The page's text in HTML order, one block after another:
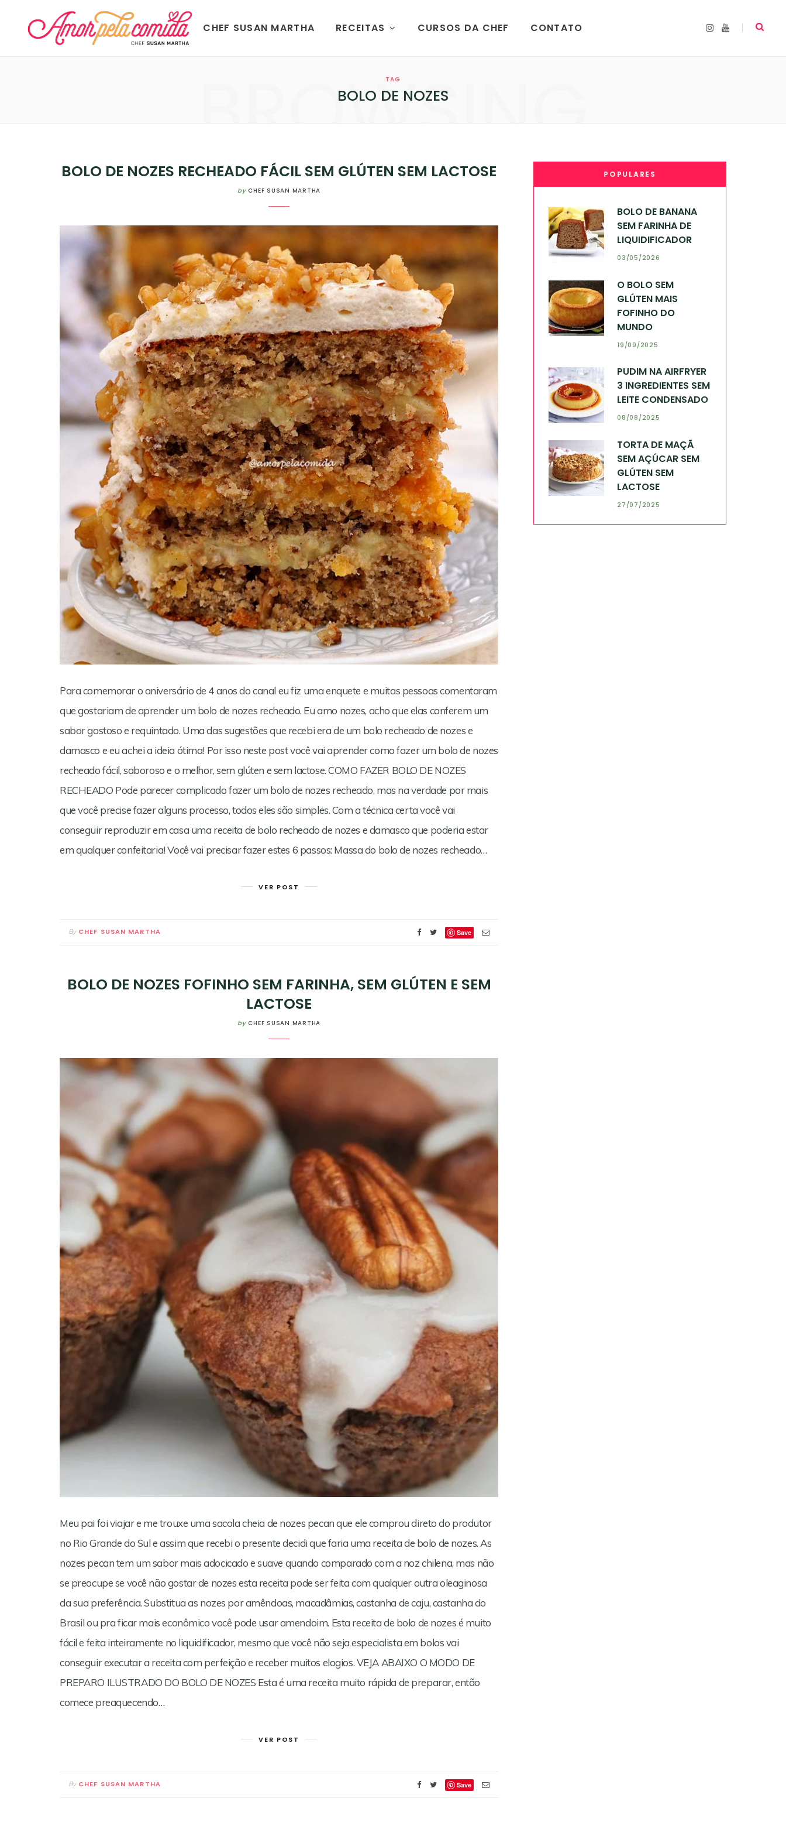
CHEF SUSAN MARTHA RECEITAS CURSOS DA CHEF CONTATO
I
Y
TAG
BOLO DE NOZES
BROWSING
BOLO DE NOZES RECHEADO FÁCIL SEM GLÚTEN SEM LACTOSE
by CHEF SUSAN MARTHA
Para comemorar o aniversário de 4 anos do canal eu fiz uma enquete e muitas pessoas comentaram
que gostariam de aprender um bolo de nozes recheado. Eu amo nozes, acho que elas conferem um
sabor gostoso e requintado. Uma das sugestões que recebi era de um bolo recheado de nozes e
damasco e eu achei a ideia ótima! Por isso neste post você vai aprender como fazer um bolo de nozes
recheado fácil, saboroso e o melhor, sem glúten e sem lactose. COMO FAZER BOLO DE NOZES
RECHEADO Pode parecer complicado fazer um bolo de nozes recheado, mas na verdade por mais
que você precise fazer alguns processo, todos eles são simples. Com a técnica certa você vai
conseguir reproduzir em casa uma receita de bolo recheado de nozes e damasco que poderia estar
em qualquer confeitaria! Você vai precisar fazer estes 6 passos: Massa do bolo de nozes recheado…
VER POST
By CHEF SUSAN MARTHA Save
BOLO DE NOZES FOFINHO SEM FARINHA, SEM GLÚTEN E SEM
LACTOSE
by CHEF SUSAN MARTHA
Meu pai foi viajar e me trouxe uma sacola cheia de nozes pecan que ele comprou direto do produtor
no Rio Grande do Sul e assim que recebi o presente decidi que faria uma receita de bolo de nozes. As
nozes pecan tem um sabor mais adocicado e suave quando comparado com a noz chilena, mas não
se preocupe se você não gostar de nozes esta receita pode ser feita com qualquer outra oleaginosa
da sua preferência. Substitua as nozes por amêndoas, macadâmias, castanha de caju, castanha do
Brasil ou pra ficar mais econômico você pode usar amendoim. Esta receita de bolo de nozes é muito
fácil e feita inteiramente no liquidificador, mesmo que você não seja especialista em bolos vai
conseguir executar a receita com perfeição e receber muitos elogios. VEJA ABAIXO O MODO DE
PREPARO ILUSTRADO DO BOLO DE NOZES Esta é uma receita muito rápida de preparar, então
comece preaquecendo…
VER POST
By CHEF SUSAN MARTHA Save
POPULARES
BOLO DE BANANA
SEM FARINHA DE
LIQUIDIFICADOR
03/05/2026
O BOLO SEM
GLÚTEN MAIS
FOFINHO DO
MUNDO
19/09/2025
PUDIM NA AIRFRYER
3 INGREDIENTES SEM
LEITE CONDENSADO
08/08/2025
TORTA DE MAÇÃ
SEM AÇÚCAR SEM
GLÚTEN SEM
LACTOSE
27/07/2025